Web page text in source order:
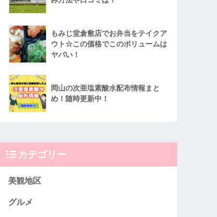
もみじ堂倉敷店でお弁当をテイクア
ウト☆この価格でこのボリュームは
ヤバい！
岡山の次亜塩素酸水配布情報まと
め！随時更新中！
カテゴリー
美観地区
グルメ